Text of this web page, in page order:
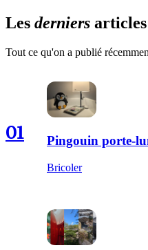
Les derniers
Tout ce qu'on a publié
01 Pingouin porte-
Bricoler